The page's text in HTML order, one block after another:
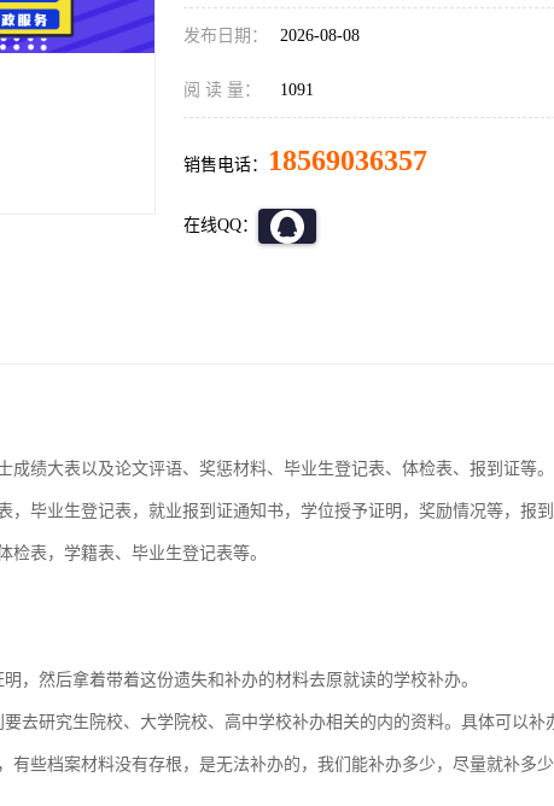
发布日期： 2026-08-08
阅 读 量： 1091
销售电话： 18569036357
在线QQ：
成绩大表以及论文评语、奖惩材料、毕业生登记表、体检表、报到证等。
，毕业生登记表，就业报到证通知书，学位授予证明，奖励情况等，报到
检表，学籍表、毕业生登记表等。
，然后拿着带着这份遗失和补办的材料去原就读的学校补办。
去研究生院校、大学院校、高中学校补办相关的内的资料。具体可以补
有些档案材料没有存根，是无法补办的，我们能补办多少，尽量就补多少